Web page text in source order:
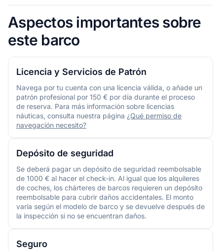
Aspectos importantes sobre
este barco
Licencia y Servicios de Patrón
Navega por tu cuenta con una licencia válida, o añade un
patrón profesional por 150 € por día durante el proceso
de reserva. Para más información sobre licencias
náuticas, consulta nuestra página ¿Qué permiso de
navegación necesito?
Depósito de seguridad
Se deberá pagar un depósito de seguridad reembolsable
de 1000 € al hacer el check-in. Al igual que los alquileres
de coches, los chárteres de barcos requieren un depósito
reembolsable para cubrir daños accidentales. El monto
varía según el modelo de barco y se devuelve después de
la inspección si no se encuentran daños.
Seguro